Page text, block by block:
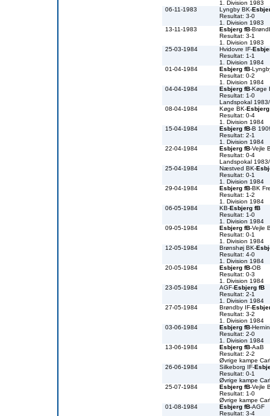
1. Division 1983
06-11-1983
Lyngby BK-
Resultat: 3-0
1. Division 1983
13-11-1983
Esbjerg fB-
Resultat: 3-1
1. Division 1983
25-03-1984
Hvidovre IF-
Resultat: 1-1
1. Division 1984
01-04-1984
Esbjerg fB-
Resultat: 0-2
1. Division 1984
04-04-1984
Esbjerg fB-Køge
Resultat: 1-0
Landspokal
08-04-1984
Køge BK-
Resultat: 0-4
1. Division 1984
15-04-1984
Esbjerg fB-B
Resultat: 2-1
1. Division 1984
22-04-1984
Esbjerg fB-Vejle
Resultat: 0-4
Landspokal
25-04-1984
Næstved BK-
Resultat: 0-1
1. Division 1984
29-04-1984
Esbjerg fB-BK
Resultat: 1-2
1. Division 1984
06-05-1984
KB-Esbjerg fB
Resultat: 1-0
1. Division 1984
09-05-1984
Esbjerg fB-Vejle
Resultat: 0-1
1. Division 1984
12-05-1984
Brønshøj BK-
Resultat: 4-0
1. Division 1984
20-05-1984
Esbjerg fB-OB
Resultat: 0-3
1. Division 1984
23-05-1984
AGF-Esbjerg fB
Resultat: 2-1
1. Division 1984
27-05-1984
Brøndby IF-
Resultat: 3-2
1. Division 1984
03-06-1984
Esbjerg fB-
Resultat: 2-0
1. Division 1984
13-06-1984
Esbjerg fB-AaB
Resultat: 2-2
Øvrige kampe
26-06-1984
Silkeborg IF-
Resultat: 0-1
Øvrige kampe
25-07-1984
Esbjerg fB-Vejle
Resultat: 1-0
Øvrige kampe
01-08-1984
Esbjerg fB-AGF
Resultat: 3-4